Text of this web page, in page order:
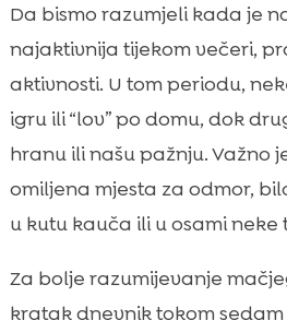
Da bismo razumjeli kada je
najaktivnija tijekom večeri,
aktivnosti. U tom periodu,
igru ili “lov” po domu, dok
hranu ili našu pažnju. Važno
omiljena mjesta za odmor,
u kutu kauča ili u osami neke
Za bolje razumijevanje
kratak dnevnik tokom